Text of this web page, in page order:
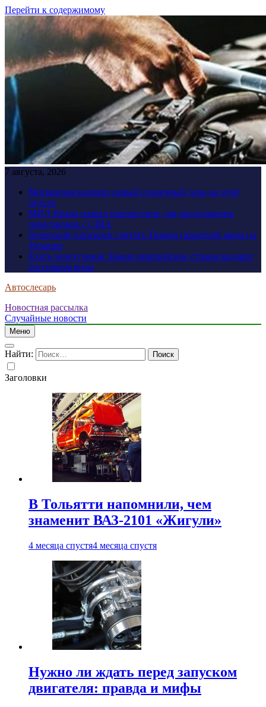
Перейти к содержимому
7 августа, 2026
Москвичам назвали самый солнечный день на этой
неделе
МИД Ирана назвал препятствие для продолжения
переговоров с США
Зеленский отказался считать Трампа гарантией мира на
Украине
Ехать через греков: Какие европейские страны выдают
россиянам визы
Автослесарь
Новостная рассылка
Случайные новости
Меню
Найти:
Заголовки
В Тольятти напомнили, чем
знаменит ВАЗ-2101 «Жигули»
4 месяца спустя4 месяца спустя
Нужно ли ждать перед запуском
двигателя: правда и мифы